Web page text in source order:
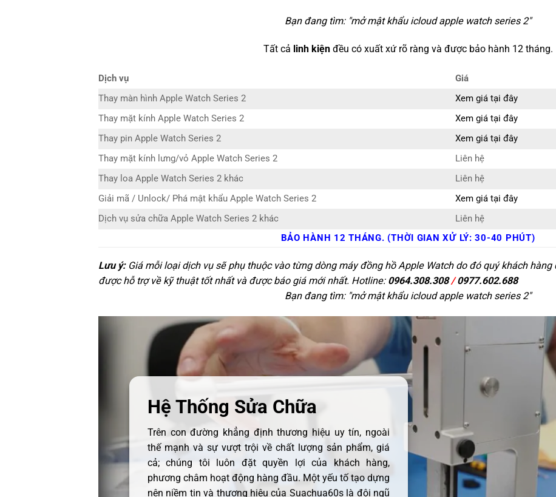
Bạn đang tìm: "mở mật khẩu icloud apple watch series 2"
Tất cả linh kiệnđều có xuất xứ rõ ràng và được bảo hành 12 tháng.
Dịch vụ Giá
Thay màn hình Apple Watch Series 2
Xem giá tại đây
Thay mặt kính Apple Watch Series 2
Xem giá tại đây
Thay pin Apple Watch Series 2
Xem giá tại đây
Thay mặt kính lưng/vỏ Apple Watch Series 2
Liên hệ
Thay loa Apple Watch Series 2 khác
Liên hệ
Giải mã / Unlock/ Phá mật khẩu Apple Watch Series 2
Xem giá tại đây
Dịch vụ sửa chữa Apple Watch Series 2 khác
Liên hệ
BẢO HÀNH 12 THÁNG. (THỜI GIAN XỬ LÝ: 30-40 PHÚT)
Lưu ý:Giá mỗi loại dịch vụ sẽ phụ thuộc vào từng dòng máy đồng hồ Apple Watch do đó quý khách
được hỗ trợ về kỹ thuật tốt nhất và được báo giá mới nhất. Hotline: 0964.308.308/0977.602.688
Bạn đang tìm: "mở mật khẩu icloud apple watch series 2"
Hệ Thống Sửa Chữa
Trên con đường khẳng định thương hiệu uy tín, ngoài
thế mạnh và sự vượt trội về chất lượng sản phẩm, giá
cả; chúng tôi luôn đặt quyền lợi của khách hàng,
phương châm hoạt động hàng đầu. Một yếu tố tạo dựng
nên niềm tin và thương hiệu của Suachua60s là đội ngũ